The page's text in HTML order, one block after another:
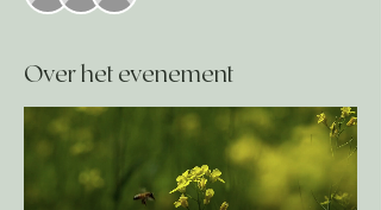
Over het evenement